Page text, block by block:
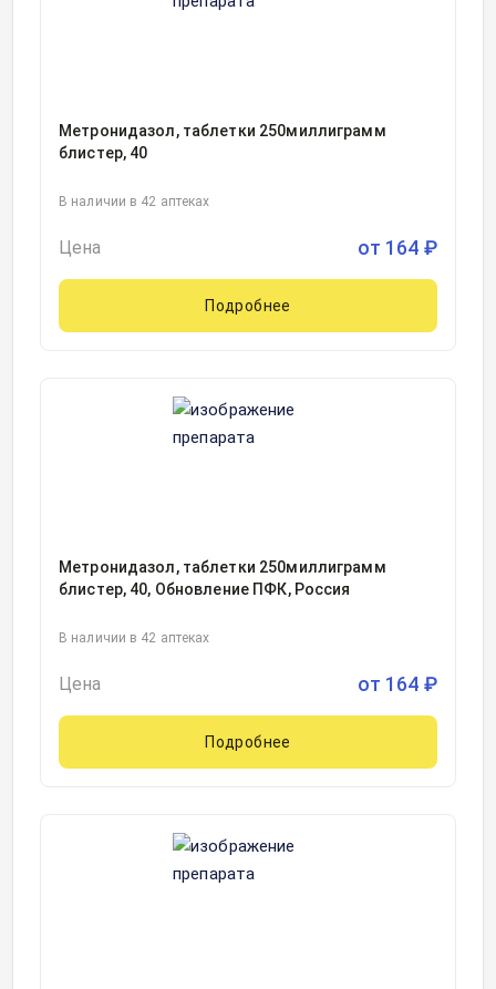
Метронидазол, таблетки 250миллиграмм
блистер, 40
В наличии в 42 аптеках
Цена от 164 ₽
Подробнее
Метронидазол, таблетки 250миллиграмм
блистер, 40, Обновление ПФК, Россия
В наличии в 42 аптеках
Цена от 164 ₽
Подробнее